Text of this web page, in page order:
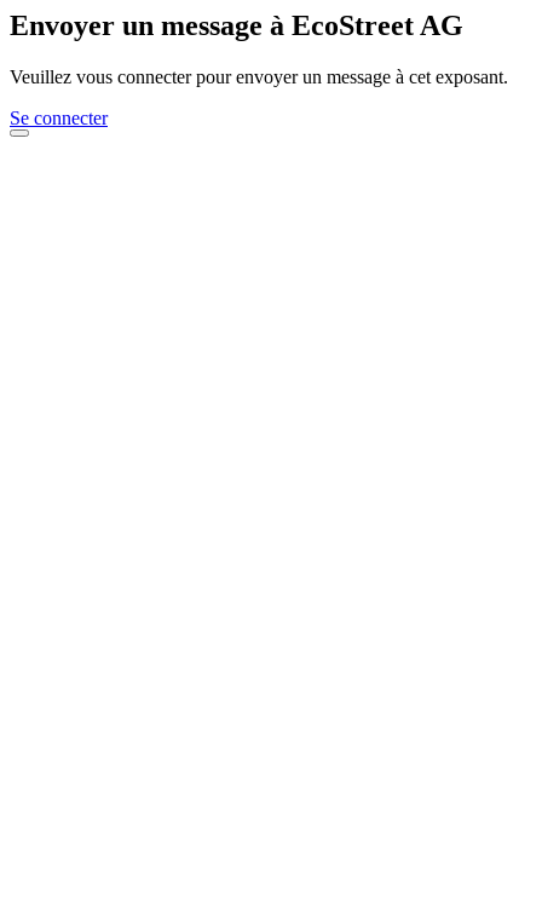
Envoyer un message à EcoStreet AG
Veuillez vous connecter pour envoyer un message à cet exposant.
Se connecter